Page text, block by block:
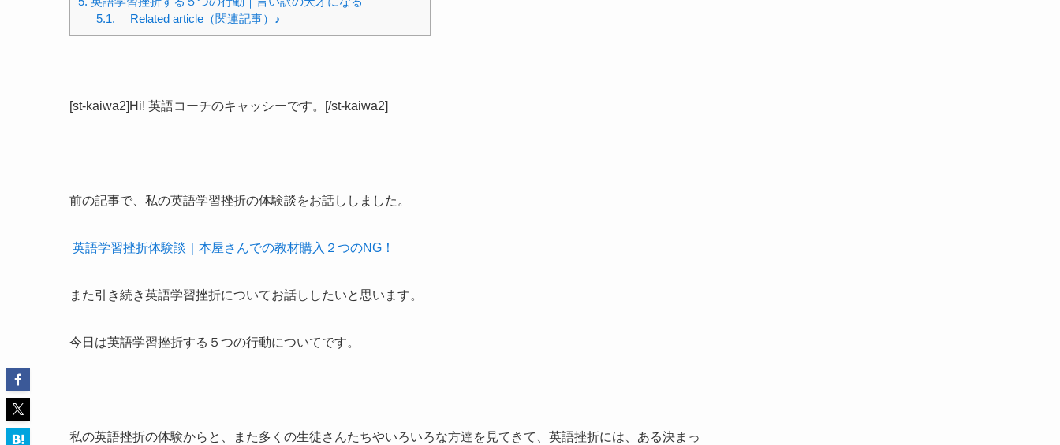
5.1. Related article（関連記事）♪
[st-kaiwa2]Hi! 英語コーチのキャッシーです。[/st-kaiwa2]
前の記事で、私の英語学習挫折の体験談をお話ししました。
英語学習挫折体験談｜本屋さんでの教材購入２つのNG！
また引き続き英語学習挫折についてお話ししたいと思います。
今日は英語学習挫折する５つの行動についてです。
私の英語挫折の体験からと、また多くの生徒さんたちやいろいろな方達を見てきて、英語挫折には、ある決まっ